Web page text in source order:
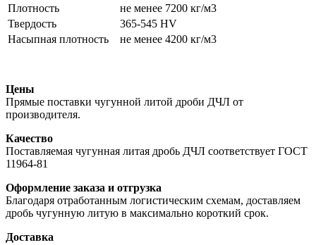
Плотность
не менее 7200 кг/м3
Твердость
365-545 HV
Насыпная плотность
не менее 4200 кг/м3
Цены
Прямые поставки чугунной литой дроби ДЧЛ от
производителя.
Качество
Поставляемая чугунная литая дробь ДЧЛ соответствует ГОСТ
11964-81
Оформление заказа и отгрузка
Благодаря отработанным логистическим схемам, доставляем
дробь чугунную литую в максимально короткий срок.
Доставка